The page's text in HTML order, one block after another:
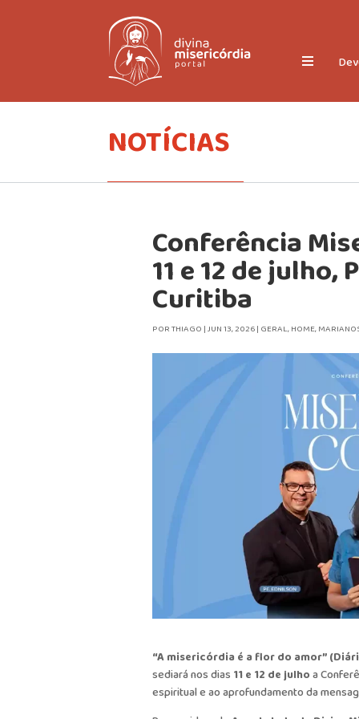
NOTÍCIAS
Conferência
11 e 12 de julho,
Curitiba
PORTHIAGO |JUN 13, 2026| GERAL,HOME,
“A misericórdia é a flor do amor”
sediará nos dias 11 e 12 de julhoa
espiritual e ao aprofundamento da